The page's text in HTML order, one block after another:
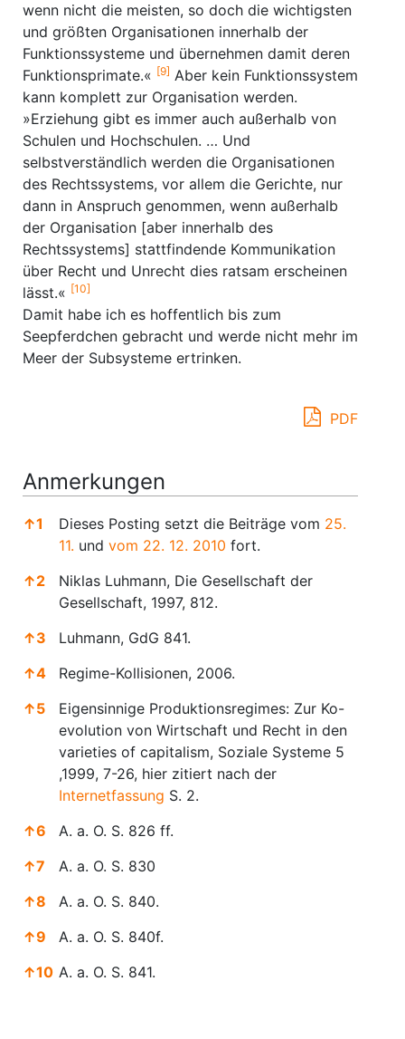
wenn nicht die meisten, so doch die wichtigsten
und größten Organisationen innerhalb der
Funktionssysteme und übernehmen damit deren
Funktionsprimate.« [9] Aber kein Funktionssystem
kann komplett zur Organisation werden.
»Erziehung gibt es immer auch außerhalb von
Schulen und Hochschulen. … Und
selbstverständlich werden die Organisationen
des Rechtssystems, vor allem die Gerichte, nur
dann in Anspruch genommen, wenn außerhalb
der Organisation [aber innerhalb des
Rechtssystems] stattfindende Kommunikation
über Recht und Unrecht dies ratsam erscheinen
lässt.« [10]
Damit habe ich es hoffentlich bis zum
Seepferdchen gebracht und werde nicht mehr im
Meer der Subsysteme ertrinken.
PDF
Anmerkungen
↑1 Dieses Posting setzt die Beiträge vom 25.
11. und vom 22. 12. 2010 fort.
↑2
Niklas Luhmann, Die Gesellschaft der
Gesellschaft, 1997, 812.
↑3
Luhmann, GdG 841.
↑4
Regime-Kollisionen, 2006.
↑5
Eigensinnige Produktionsregimes: Zur Ko-
evolution von Wirtschaft und Recht in den
varieties of capitalism, Soziale Systeme 5
,1999, 7-26, hier zitiert nach der
Internetfassung S. 2.
↑6
A. a. O. S. 826 ff.
↑7
A. a. O. S. 830
↑8
A. a. O. S. 840.
↑9
A. a. O. S. 840f.
↑10 A. a. O. S. 841.